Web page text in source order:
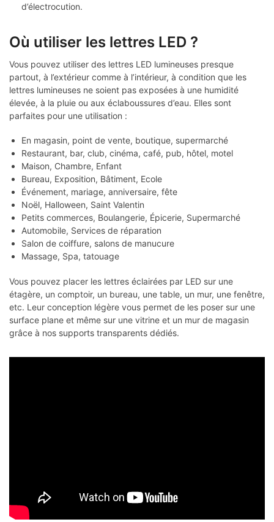
d’électrocution.
Où utiliser les lettres LED ?
Vous pouvez utiliser des lettres LED lumineuses presque
partout, à l’extérieur comme à l’intérieur, à condition que les
lettres lumineuses ne soient pas exposées à une humidité
élevée, à la pluie ou aux éclaboussures d’eau. Elles sont
parfaites pour une utilisation :
En magasin, point de vente, boutique, supermarché
Restaurant, bar, club, cinéma, café, pub, hôtel, motel
Maison, Chambre, Enfant
Bureau, Exposition, Bâtiment, Ecole
Événement, mariage, anniversaire, fête
Noël, Halloween, Saint Valentin
Petits commerces, Boulangerie, Épicerie, Supermarché
Automobile, Services de réparation
Salon de coiffure, salons de manucure
Massage, Spa, tatouage
Vous pouvez placer les lettres éclairées par LED sur une
étagère, un comptoir, un bureau, une table, un mur, une fenêtre,
etc. Leur conception légère vous permet de les poser sur une
surface plane et même sur une vitrine et un mur de magasin
grâce à nos supports transparents dédiés.